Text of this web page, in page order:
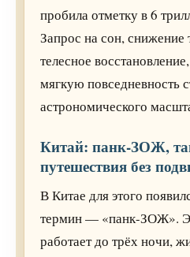
пробила отметку в 6
Запрос на сон, снижение
телесное
мягкую повседневность
астрономического
Китай: панк-ЗОЖ,
путешествия без
В Китае для этого
термин — «панк-ЗОЖ».
работает до трёх ночи,